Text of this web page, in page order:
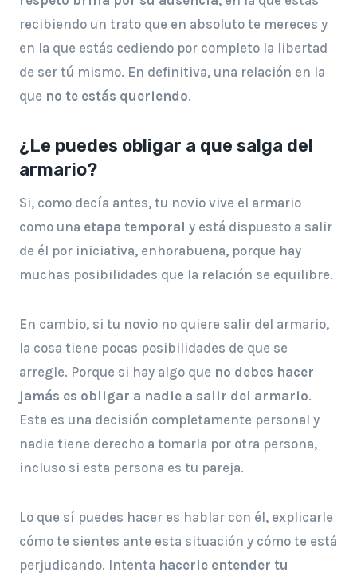
recibiendo un trato que en absoluto te mereces y
en la que estás cediendo por completo la libertad
de ser tú mismo. En definitiva, una relación en la
que no te estás queriendo.
¿Le puedes obligar a que salga del
armario?
Si, como decía antes, tu novio vive el armario
como una etapa temporal y está dispuesto a salir
de él por iniciativa, enhorabuena, porque hay
muchas posibilidades que la relación se equilibre.
En cambio, si tu novio no quiere salir del armario,
la cosa tiene pocas posibilidades de que se
arregle. Porque si hay algo que no debes hacer
jamás es obligar a nadie a salir del armario.
Esta es una decisión completamente personal y
nadie tiene derecho a tomarla por otra persona,
incluso si esta persona es tu pareja.
Lo que sí puedes hacer es hablar con él, explicarle
cómo te sientes ante esta situación y cómo te está
perjudicando. Intenta hacerle entender tu